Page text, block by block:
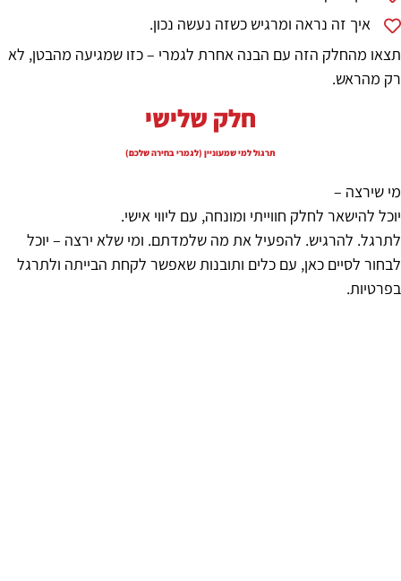
איך זה נראה ומרגיש כשזה נעשה נכון.
תצאו מהחלק הזה עם הבנה אחרת לגמרי – כזו שמגיעה מהבטן, לא
רק מהראש.
חלק שלישי
תרגול למי שמעוניין (לגמרי בחירה שלכם)
מי שירצה –
יוכל להישאר לחלק חווייתי ומונחה, עם ליווי אישי.
לתרגל. להרגיש. להפעיל את מה שלמדתם. ומי שלא ירצה – יוכל
לבחור לסיים כאן, עם כלים ותובנות שאפשר לקחת הבייתה ולתרגל
בפרטיות.